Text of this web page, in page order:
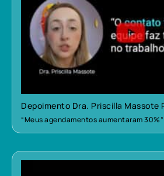
Depoimento Dra. Priscilla Massote
“Meus agendamentos aumentaram 30%”